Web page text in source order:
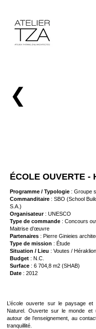
❮
ÉCOLE OUVERTE -
Programme / Typologie : Groupe
Commanditaire : SBO (School
S.A.)
Organisateur : UNESCO
Type de commande : Concours
Maitrise d’œuvre
Partenaires : Pierre Ginieies
Type de mission : Étude
Situation / Lieu : Voutes /
Budget : N.C.
Surface : 6 704,8 m2 (SHAB)
Date : 2012
L’école ouverte sur le paysage et
Naturel. Ouverte sur le monde et
autour de l’enseignement, au
tranquillité.